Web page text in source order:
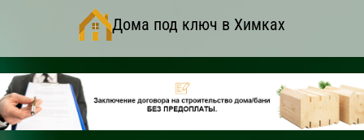
Дома под ключ в Химках